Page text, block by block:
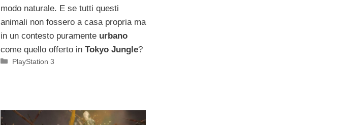
modo naturale. E se tutti questi
animali non fossero a casa propria ma
in un contesto puramente urbano
come quello offerto in Tokyo Jungle?
Categorie
PlayStation 3